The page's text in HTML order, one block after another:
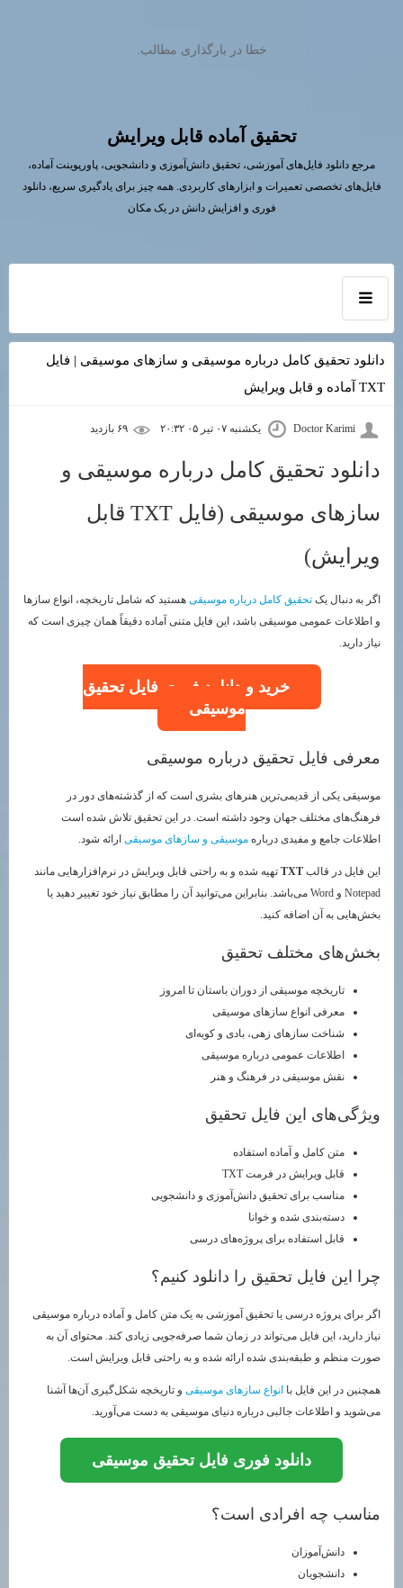
خطا در بارگذاری مطالب.
تحقیق آماده قابل ویرایش
مرجع دانلود فایل‌های آموزشی، تحقیق دانش‌آموزی و دانشجویی، پاورپوینت آماده،
فایل‌های تخصصی تعمیرات و ابزارهای کاربردی. همه چیز برای یادگیری سریع، دانلود
فوری و افزایش دانش در یک مکان
دانلود تحقیق کامل درباره موسیقی و سازهای موسیقی | فایل
TXT آماده و قابل ویرایش
Doctor Karimi یکشنبه ۰۷ تیر ۰۵ ۲۰:۳۲
دانلود تحقیق کامل درباره موسیقی و
سازهای موسیقی (فایل TXT قابل
ویرایش)
اگر به دنبال یک تحقیق کامل درباره موسیقی هستید که شامل تاریخچه، انواع سازها
و اطلاعات عمومی موسیقی باشد، این فایل متنی آماده دقیقاً همان چیزی است که
نیاز دارید.
خرید و دانلود فوری فایل تحقیق
موسیقی
معرفی فایل تحقیق درباره موسیقی
موسیقی یکی از قدیمی‌ترین هنرهای بشری است که از گذشته‌های دور در
فرهنگ‌های مختلف جهان وجود داشته است. در این تحقیق تلاش شده است
اطلاعات جامع و مفیدی درباره موسیقی و سازهای موسیقی ارائه شود.
این فایل در قالب TXT تهیه شده و به راحتی قابل ویرایش در نرم‌افزارهایی مانند
Notepad و Word می‌باشد. بنابراین می‌توانید آن را مطابق نیاز خود تغییر دهید یا
بخش‌هایی به آن اضافه کنید.
بخش‌های مختلف تحقیق
تاریخچه موسیقی از دوران باستان تا امروز
معرفی انواع سازهای موسیقی
شناخت سازهای زهی، بادی و کوبه‌ای
اطلاعات عمومی درباره موسیقی
نقش موسیقی در فرهنگ و هنر
ویژگی‌های این فایل تحقیق
متن کامل و آماده استفاده
قابل ویرایش در فرمت TXT
مناسب برای تحقیق دانش‌آموزی و دانشجویی
دسته‌بندی شده و خوانا
قابل استفاده برای پروژه‌های درسی
چرا این فایل تحقیق را دانلود کنیم؟
اگر برای پروژه درسی یا تحقیق آموزشی به یک متن کامل و آماده درباره موسیقی
نیاز دارید، این فایل می‌تواند در زمان شما صرفه‌جویی زیادی کند. محتوای آن به
صورت منظم و طبقه‌بندی شده ارائه شده و به راحتی قابل ویرایش است.
همچنین در این فایل با انواع سازهای موسیقی و تاریخچه شکل‌گیری آن‌ها آشنا
می‌شوید و اطلاعات جالبی درباره دنیای موسیقی به دست می‌آورید.
دانلود فوری فایل تحقیق موسیقی
مناسب چه افرادی است؟
دانش‌آموزان
دانشجویان